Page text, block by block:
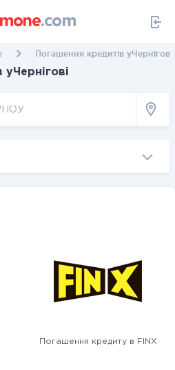
Погашення кредитів уЧернігові
Погашення кредиту в FINX